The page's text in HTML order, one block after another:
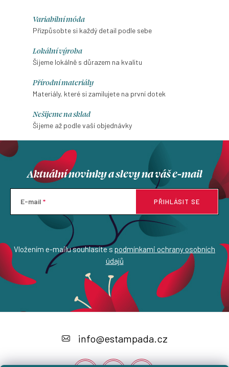
Variabilní móda
Přizpůsobte si každý detail podle sebe
Lokální výroba
Šijeme lokálně s důrazem na kvalitu
Přírodní materiály
Materiály, které si zamilujete na první dotek
Nešijeme na sklad
Šijeme až podle vaší objednávky
Aktuální novinky a slevy na váš e-mail
E-mail
Vložením e-mailu souhlasíte s podmínkami ochrany osobních
údajů
PŘIHLÁSIT SE
info@estampada.cz